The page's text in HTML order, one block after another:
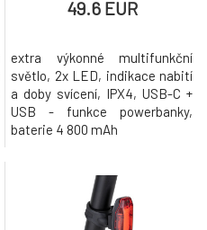
49.6 EUR
extra výkonné multifunkční
světlo, 2x LED, indikace nabití
a doby svícení, IPX4, USB-C +
USB - funkce powerbanky,
baterie 4 800 mAh